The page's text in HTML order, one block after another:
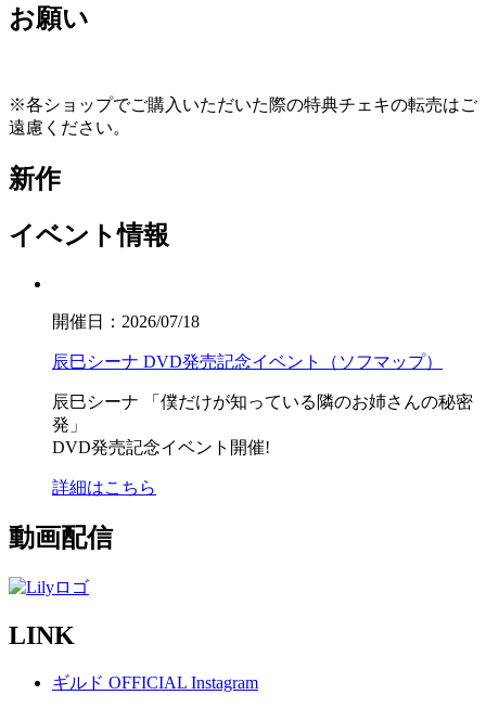
お願い
※各ショップでご購入いただいた際の特典チェキの転売はご
遠慮ください。
新作
イベント情報
開催日：2026/07/18
辰巳シーナ DVD発売記念イベント（ソフマップ）
辰巳シーナ
「僕だけが知っている隣のお姉さんの秘密
発」
DVD発売記念イベント開催!
詳細はこちら
動画配信
LINK
ギルド OFFICIAL Instagram